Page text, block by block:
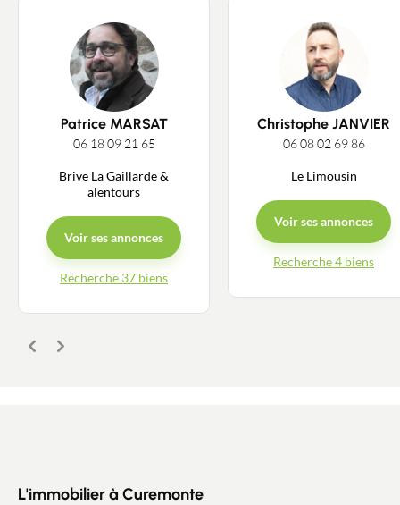
Patrice MARSAT
06 18 09 21 65
Brive La Gaillarde &
alentours
Voir ses annonces
Recherche 37 biens
Christophe JANVIER
06 08 02 69 86
Le Limousin
Voir ses annonces
Recherche 4 biens
Précédent
Suivant
L'immobilier à Curemonte